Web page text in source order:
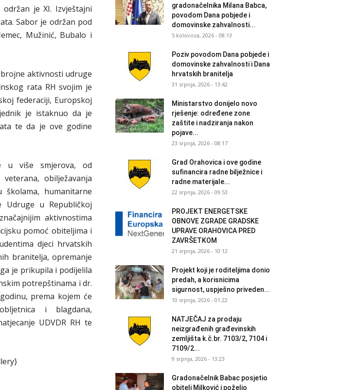
Orahovice
je XI. Izvještajni
Sabor je održan pod
Mužinić, Bubalo i
aktivnosti udruge
rata RH svojim je
federaciji, Europskoj
je istaknuo da je
te da je ove godine
u više smjerova, od
obilježavanja
humanitarne
Udruge u Republičkoj
aktivnostima
pomoć obiteljima i
djeci hrvatskih
branitelja, opremanje
je prikupila i podijelila
potrepštinama i dr.
prema kojem će
i blagdana,
UDVDR RH te
gradonačelnika Milana Babca,
povodom Dana pobjede i
domovinske zahvalnosti...
5 kolovoza, 2026 - 08:13
Poziv povodom Dana pobjede i
domovinske zahvalnosti i Dana
hrvatskih branitelja
31 srpnja, 2026 - 13:42
Ministarstvo donijelo novo
rješenje: određene zone
zaštite i nadziranja nakon
pojave...
23 srpnja, 2026 - 08:17
Grad Orahovica i ove godine
sufinancira radne bilježnice i
radne materijale...
22 srpnja, 2026 - 09:53
PROJEKT ENERGETSKE
OBNOVE ZGRADE GRADSKE
UPRAVE ORAHOVICA PRED
ZAVRŠETKOM
21 srpnja, 2026 - 10:12
Projekt koji je roditeljima donio
predah, a korisnicima
sigurnost, uspješno priveden...
10 srpnja, 2026 - 01:22
NATJEČAJ za prodaju
neizgrađenih građevinskih
zemljišta k.č.br. 7103/2, 7104 i
7109/2...
9 srpnja, 2026 - 13:23
Gradonačelnik Babac posjetio
obitelj Milković i poželio